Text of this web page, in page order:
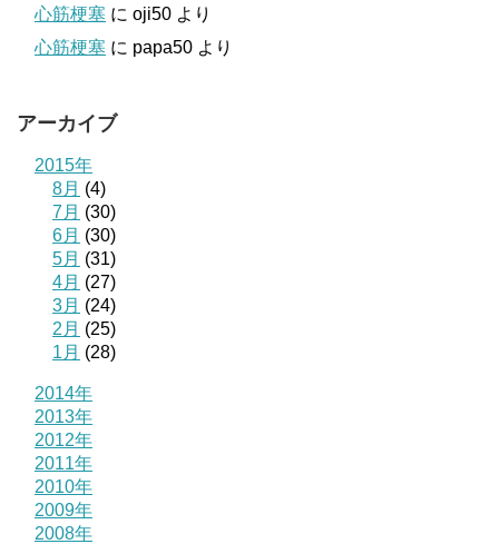
心筋梗塞 に oji50 より
心筋梗塞 に papa50 より
アーカイブ
2015年
8月 (4)
7月 (30)
6月 (30)
5月 (31)
4月 (27)
3月 (24)
2月 (25)
1月 (28)
2014年
2013年
2012年
2011年
2010年
2009年
2008年